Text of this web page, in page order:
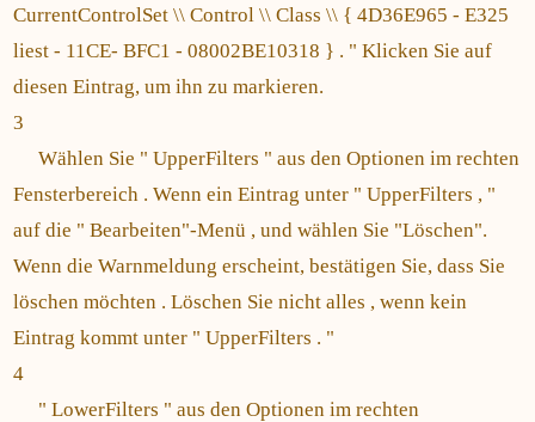
CurrentControlSet \\ Control \\ Class \\ { 4D36E965 - E325
liest - 11CE- BFC1 - 08002BE10318 } . " Klicken Sie auf
diesen Eintrag, um ihn zu markieren.
3
Wählen Sie " UpperFilters " aus den Optionen im rechten
Fensterbereich . Wenn ein Eintrag unter " UpperFilters , "
auf die " Bearbeiten"-Menü , und wählen Sie "Löschen".
Wenn die Warnmeldung erscheint, bestätigen Sie, dass Sie
löschen möchten . Löschen Sie nicht alles , wenn kein
Eintrag kommt unter " UpperFilters . "
4
" LowerFilters " aus den Optionen im rechten